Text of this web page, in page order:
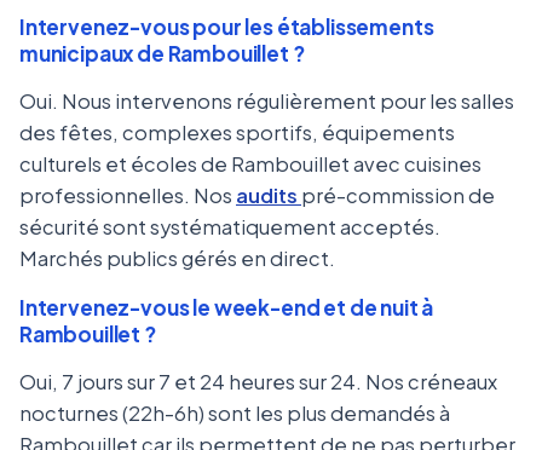
Intervenez-vous pour les établissements
municipaux de Rambouillet ?
Oui. Nous intervenons régulièrement pour les salles
des fêtes, complexes sportifs, équipements
culturels et écoles de Rambouillet avec cuisines
professionnelles. Nos audits pré-commission de
sécurité sont systématiquement acceptés.
Marchés publics gérés en direct.
Intervenez-vous le week-end et de nuit à
Rambouillet ?
Oui, 7 jours sur 7 et 24 heures sur 24. Nos créneaux
nocturnes (22h-6h) sont les plus demandés à